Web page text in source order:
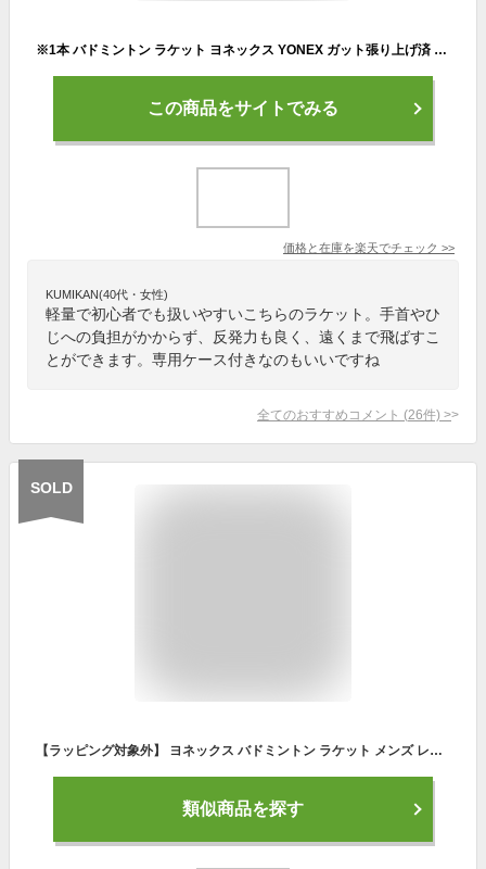
※1本 バドミントン ラケット ヨネックス YONEX ガット張り上げ済 バドミントンラケット マッスルパワー9LT MUSLE POWER 9 LT MP9LTG ケース付 badminton racket 羽毛球拍 バドミントン ラケットケース バドミントン 初心者向け
この商品をサイトでみる
価格と在庫を楽天でチェック >>
KUMIKAN(40代・女性)
軽量で初心者でも扱いやすいこちらのラケット。手首やひ
じへの負担がかからず、反発力も良く、遠くまで飛ばすこ
とができます。専用ケース付きなのもいいですね
全てのおすすめコメント (26件) >
SOLD
【ラッピング対象外】 ヨネックス バドミントン ラケット メンズ レディース アストロクス33 YONEX BADMINTON ASTROX 33 AX33 中級 初級 初心者 ガット張り上げ 部活 サークル バドミントン バト スポーツ ブランド カーボン ガット 張り替え 張替
類似商品を探す